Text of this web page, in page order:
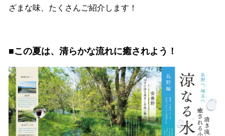
ざまな味、たくさんご紹介します！
■この夏は、清らかな流れに癒されよう！